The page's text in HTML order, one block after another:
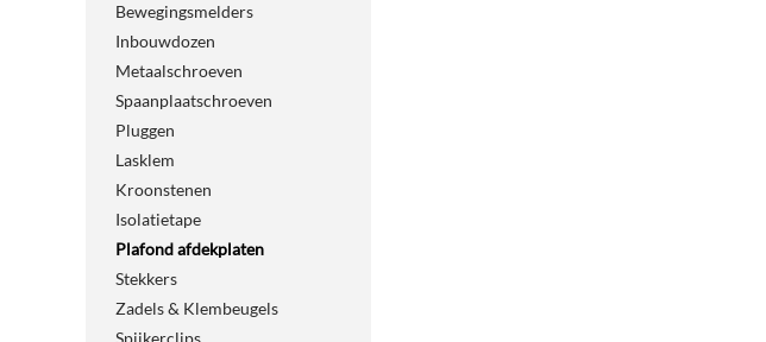
Bewegingsmelders
Inbouwdozen
Metaalschroeven
Spaanplaatschroeven
Pluggen
Lasklem
Kroonstenen
Isolatietape
Plafond afdekplaten
Stekkers
Zadels & Klembeugels
Spijkerclips